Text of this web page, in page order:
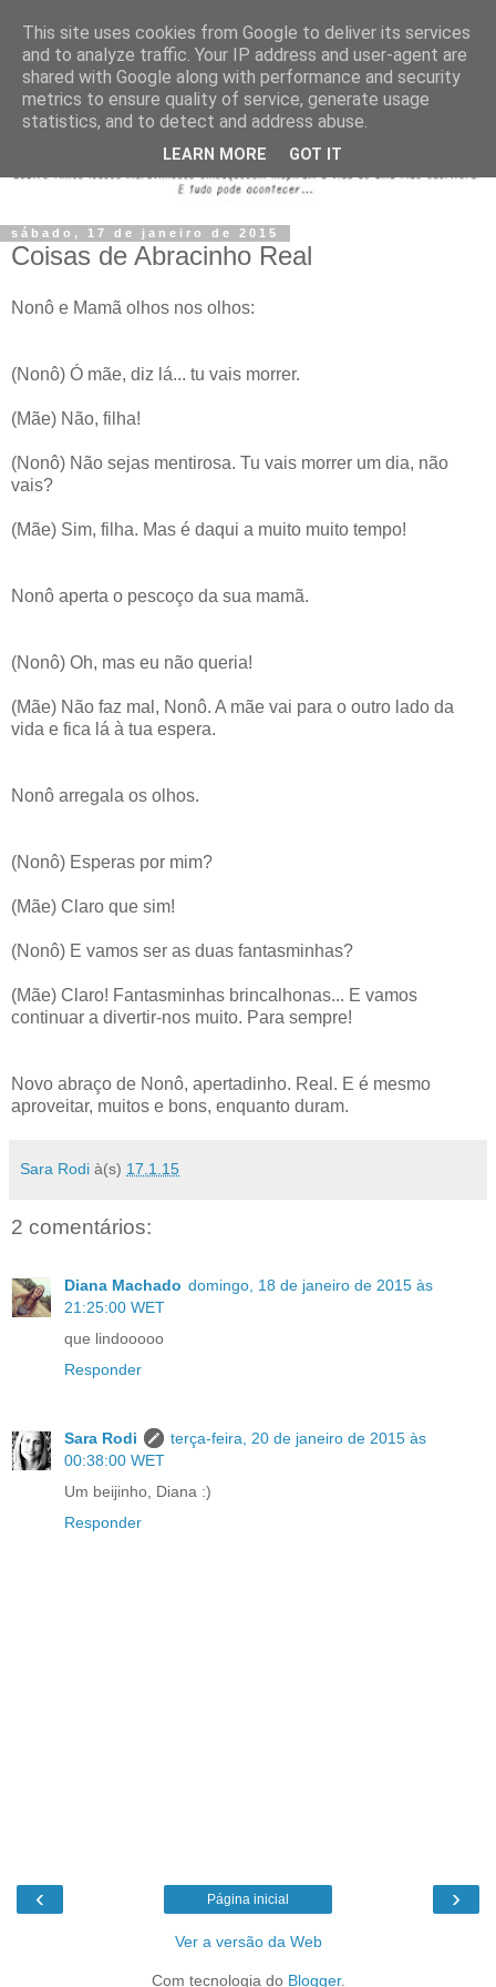
sábado, 17 de janeiro de 2015
Coisas de Abracinho Real
Nonô e Mamã olhos nos olhos:
(Nonô) Ó mãe, diz lá... tu vais morrer.
(Mãe) Não, filha!
(Nonô) Não sejas mentirosa. Tu vais morrer um dia, não
vais?
(Mãe) Sim, filha. Mas é daqui a muito muito tempo!
Nonô aperta o pescoço da sua mamã.
(Nonô) Oh, mas eu não queria!
(Mãe) Não faz mal, Nonô. A mãe vai para o outro lado da
vida e fica lá à tua espera.
Nonô arregala os olhos.
(Nonô) Esperas por mim?
(Mãe) Claro que sim!
(Nonô) E vamos ser as duas fantasminhas?
(Mãe) Claro! Fantasminhas brincalhonas... E vamos
continuar a divertir-nos muito. Para sempre!
Novo abraço de Nonô, apertadinho. Real. E é mesmo
aproveitar, muitos e bons, enquanto duram.
Sara Rodi à(s) 17.1.15
2 comentários:
Diana Machado domingo, 18 de janeiro de 2015 às
21:25:00 WET
que lindooooo
Responder
Sara Rodi
terça-feira, 20 de janeiro de 2015 às
00:38:00 WET
Um beijinho, Diana :)
Responder
‹ ›
Página inicial
Ver a versão da Web
Com tecnologia do Blogger.
This site uses cookies from Google to deliver its services
and to analyze traffic. Your IP address and user-agent are
shared with Google along with performance and security
metrics to ensure quality of service, generate usage
statistics, and to detect and address abuse.
LEARN MORE GOT IT